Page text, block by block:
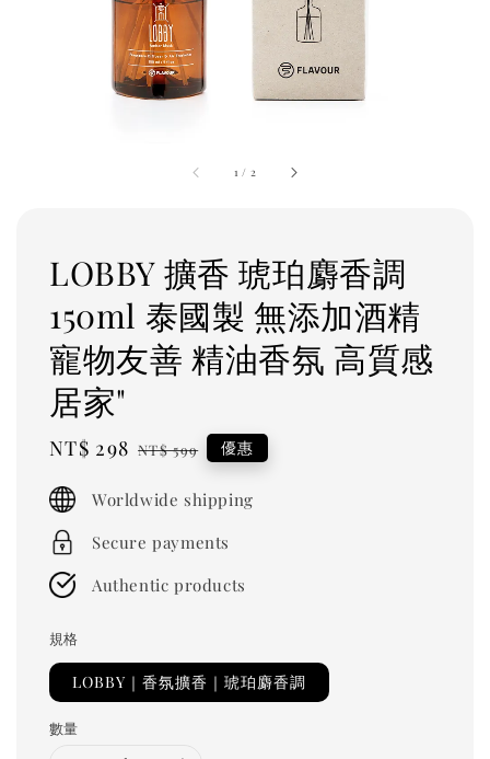
1 / 2
LOBBY 擴香 琥珀麝香調
150ml 泰國製 無添加酒精
寵物友善 精油香氛 高質感
居家"
Sale
NT$ 298 Regular
NT$ 599 優惠
Worldwide shipping
Secure payments
Authentic products
規格
LOBBY｜香氛擴香｜琥珀麝香調
數量